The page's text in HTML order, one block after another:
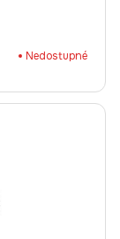
Nedostupné